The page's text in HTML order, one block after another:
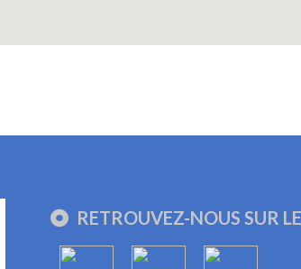
RETROUVEZ-NOUS SUR